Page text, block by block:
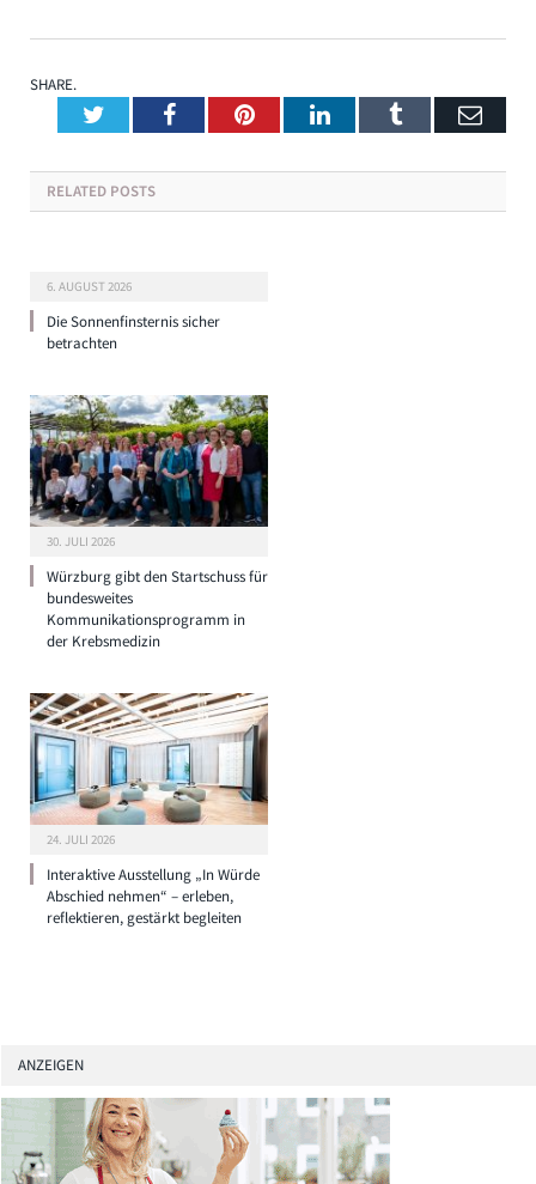
SHARE.
TwitterFacebookPinterestLinkedInTumblr
RELATED POSTS
6. AUGUST 2026
Die Sonnenfinsternis sicher
betrachten
30. JULI 2026
Würzburg gibt den Startschuss für
bundesweites
Kommunikationsprogramm in
der Krebsmedizin
24. JULI 2026
Interaktive Ausstellung „In Würde
Abschied nehmen“ – erleben,
reflektieren, gestärkt begleiten
ANZEIGEN